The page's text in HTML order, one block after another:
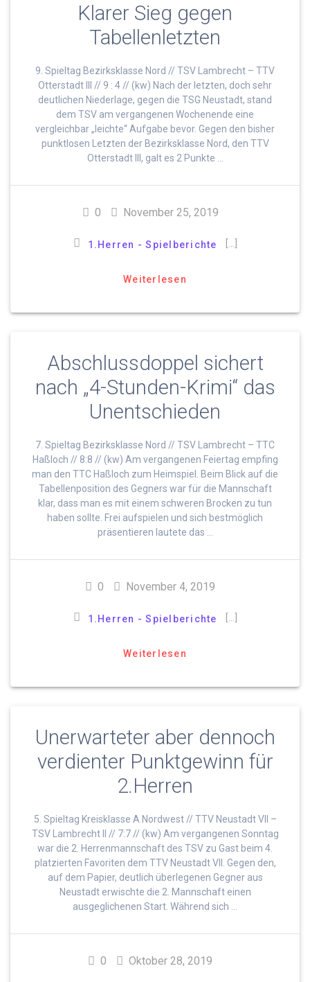
Klarer Sieg gegen
Tabellenletzten
9. Spieltag Bezirksklasse Nord // TSV Lambrecht – TTV
Otterstadt III // 9 : 4 // (kw) Nach der letzten, doch sehr
deutlichen Niederlage, gegen die TSG Neustadt, stand
dem TSV am vergangenen Wochenende eine
vergleichbar „leichte“ Aufgabe bevor. Gegen den bisher
punktlosen Letzten der Bezirksklasse Nord, den TTV
Otterstadt III, galt es 2 Punkte …
0 November 25, 2019
1.Herren - Spielberichte […]
Weiterlesen
Abschlussdoppel sichert
nach „4-Stunden-Krimi“ das
Unentschieden
7. Spieltag Bezirksklasse Nord // TSV Lambrecht – TTC
Haßloch // 8:8 // (kw) Am vergangenen Feiertag empfing
man den TTC Haßloch zum Heimspiel. Beim Blick auf die
Tabellenposition des Gegners war für die Mannschaft
klar, dass man es mit einem schweren Brocken zu tun
haben sollte. Frei aufspielen und sich bestmöglich
präsentieren lautete das …
0 November 4, 2019
1.Herren - Spielberichte […]
Weiterlesen
Unerwarteter aber dennoch
verdienter Punktgewinn für
2.Herren
5. Spieltag Kreisklasse A Nordwest // TTV Neustadt VII –
TSV Lambrecht II // 7:7 // (kw) Am vergangenen Sonntag
war die 2. Herrenmannschaft des TSV zu Gast beim 4.
platzierten Favoriten dem TTV Neustadt VII. Gegen den,
auf dem Papier, deutlich überlegenen Gegner aus
Neustadt erwischte die 2. Mannschaft einen
ausgeglichenen Start. Während sich …
0 Oktober 28, 2019